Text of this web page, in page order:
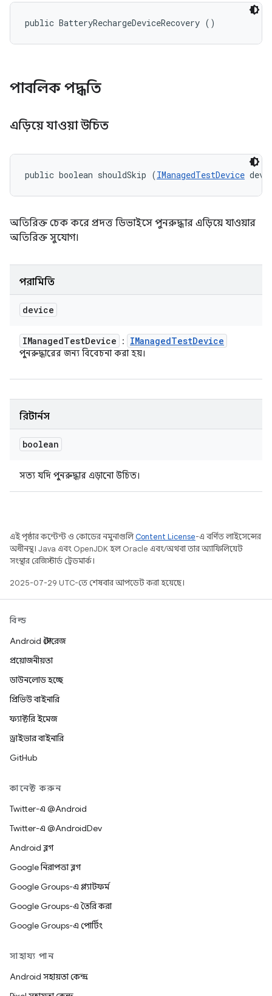
public BatteryRechargeDeviceRecovery ()
পাবলিক পদ্ধতি
এড়িয়ে যাওয়া উচিত
public boolean shouldSkip (IManagedTestDevice
অতিরিক্ত চেক করে প্রদত্ত ডিভাইসে পুনরুদ্ধার এড়িয়ে যাওয়ার
অতিরিক্ত সুযোগ।
পরামিতি
device
IManagedTestDevice : IManagedTestDevice
পুনরুদ্ধারের জন্য বিবেচনা করা হয়।
রিটার্নস
boolean
সত্য যদি পুনরুদ্ধার এড়ানো উচিত।
এই পৃষ্ঠার কন্টেন্ট ও কোডের নমুনাগুলিContent License-এ বর্ণিত লাইসেন্সের
অধীনস্থ। Java এবং OpenJDK হল Oracle এবং/অথবা তার অ্যাফিলিয়েট
সংস্থার রেজিস্টার্ড ট্রেডমার্ক।
2025-07-29 UTC-তে শেষবার আপডেট করা হয়েছে।
বিল্ড
Android স্টোরেজ
প্রয়োজনীয়তা
ডাউনলোড হচ্ছে
প্রিভিউ বাইনারি
ফ্যাক্টরি ইমেজ
ড্রাইভার বাইনারি
GitHub
কানেক্ট করুন
Twitter-এ @Android
Twitter-এ @AndroidDev
Android ব্লগ
Google নিরাপত্তা ব্লগ
Google Groups-এ প্ল্যাটফর্ম
Google Groups-এ তৈরি করা
Google Groups-এ পোর্টিং
সাহায্য পান
Android সহায়তা কেন্দ্র